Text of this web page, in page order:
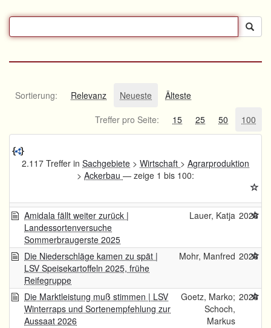
Sortierung: Relevanz Neueste
Älteste
Treffer pro Seite:
15 25 50 100
2.117 Treffer in Sachgebiete > Wirtschaft > Agrarproduktion
> Ackerbau — zeige 1 bis 100:
Amidala fällt weiter zurück |
Landessortenversuche
Sommerbraugerste 2025
Lauer, Katja 2026
Die Niederschläge kamen zu spät |
LSV Speisekartoffeln 2025, frühe
Reifegruppe
Mohr, Manfred 2026
Die Marktleistung muß stimmen | LSV
Winterraps und Sortenempfehlung zur
Aussaat 2026
Goetz, Marko;
Schoch,
Markus
2026